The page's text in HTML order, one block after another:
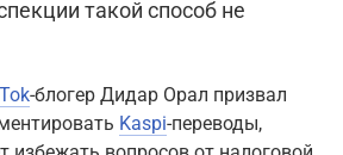
такой способ не
-блогер Дидар Орал призвал
Kaspi-переводы,